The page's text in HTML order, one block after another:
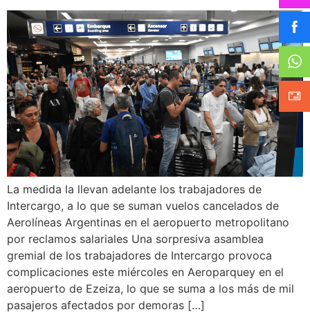
La medida la llevan adelante los trabajadores de
Intercargo, a lo que se suman vuelos cancelados de
Aerolíneas Argentinas en el aeropuerto metropolitano
por reclamos salariales Una sorpresiva asamblea
gremial de los trabajadores de Intercargo provoca
complicaciones este miércoles en Aeroparquey en el
aeropuerto de Ezeiza, lo que se suma a los más de mil
pasajeros afectados por demoras […]